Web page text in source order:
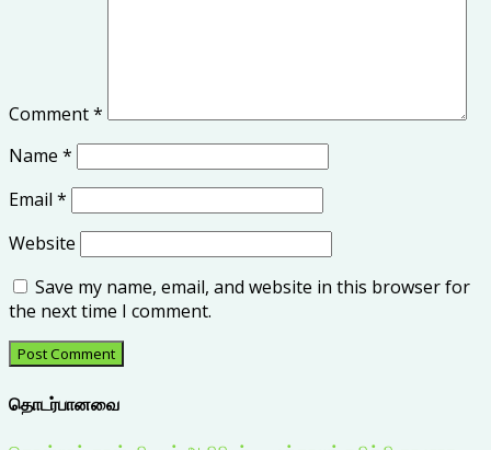
Comment*
Name *
Email *
Website
Save my name, email, and website in this browser for
the next time I comment.
தொடர்பானவை